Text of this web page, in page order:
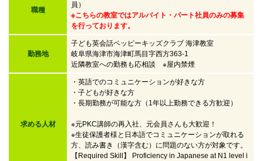
職種
員）
※こちらの教室ではアルバイト・パート社員のみの募集
を行っております。
勤務地
子ども英会話ペッピーキッズクラブ 海津教室
岐阜県海津市海津町馬目字西方363-1
近隣教室への勤務も応相談 ※屋内禁煙
求める人材
・英語でのコミュニケーションが好きな方
・子どもが好きな方
・長期勤務が可能な方（1年以上勤務できる方歓迎）
※元PKC講師の再入社、元会員さんも大歓迎！
※生徒保護者様と日本語でコミュニケーションが取れる
方、読み書き（漢字含む）に問題のない方が対象です。
【Required Skill】 Proficiency in Japanese at N1 level i